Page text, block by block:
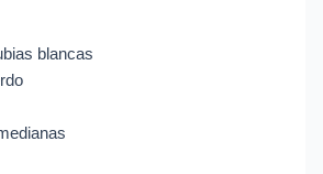
blancas